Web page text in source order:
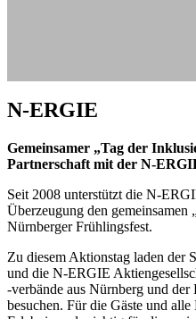
N-ERGIE
Gemeinsamer „Tag der
Partnerschaft mit der N-
Seit 2008 unterstützt die N-
Überzeugung den gemeinsamen
Nürnberger Frühlingsfest.
Zu diesem Aktionstag laden der
und die N-ERGIE
‑verbände aus Nürnberg und
besuchen. Für die Gäste und